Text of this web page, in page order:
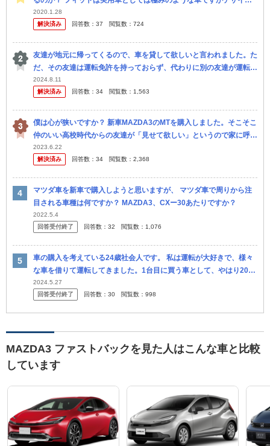
性はないです。 MAZDA3とレクサスUXは独特なデザイン性は素敵で
す...
2020.1.28
解決済み
回答数： 37 閲覧数： 724
友達が地元に帰ってくるので、車を貸して欲しいと言われました。た
だ、その友達は運転免許を持っておらず、代わりに別の友達が運転す
るとのことです。 しかし、友達の友達とは面識がありません。しか
も、運転...
2024.8.11
解決済み
回答数： 34 閲覧数： 1,563
僕は心が狭いですか？ 新車MAZDA3のMTを購入しました。そこそこ
仲のいい高校時代からの友達が「見せて欲しい」というので家に呼ん
だんですが、「ちょっと運転させて欲しい」と言われて、正直嫌だっ
た...
2023.6.22
解決済み
回答数： 34 閲覧数： 2,368
マツダ車を新車で購入しようと思いますが、 マツダ車で周りから注
目される車種は何ですか？ MAZDA3、CXー30あたりですか？
2022.5.4
回答受付終了
回答数： 32 閲覧数： 1,076
車の購入を考えている24歳社会人です。 私は運転が大好きで、様々
な車を借りて運転してきました。1台目に買う車として、やはり20代
の今しか乗れないような趣味性の高い車が欲しいです。 そこで両極
端...
2024.5.27
回答受付終了
回答数： 30 閲覧数： 998
MAZDA3 ファストバックを見た人はこんな車と比較
しています